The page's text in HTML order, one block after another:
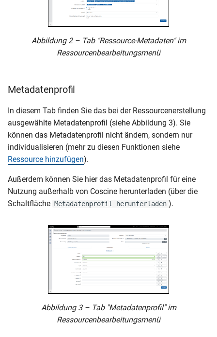
Abbildung 2 – Tab "Ressource-Metadaten" im
Ressourcenbearbeitungsmenü
Metadatenprofil
In diesem Tab finden Sie das bei der Ressourcenerstellung
ausgewählte Metadatenprofil (siehe Abbildung 3). Sie
können das Metadatenprofil nicht ändern, sondern nur
individualisieren (mehr zu diesen Funktionen siehe
Ressource hinzufügen).
Außerdem können Sie hier das Metadatenprofil für eine
Nutzung außerhalb von Coscine herunterladen (über die
Schaltfläche Metadatenprofil herunterladen ).
Abbildung 3 – Tab "Metadatenprofil" im
Ressourcenbearbeitungsmenü